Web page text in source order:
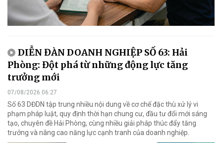
DIỄN ĐÀN DOANH NGHIỆP SỐ 63: Hải
Phòng: Đột phá từ những động lực tăng
trưởng mới
07/08/2026 06:27
Số 63 DĐDN tập trung nhiều nội dung về cơ chế đặc thù xử lý vi
phạm pháp luật, quy định thời hạn chung cư, đầu tư đổi mới sáng
tạo, chuyên đề Hải Phòng, cùng nhiều giải pháp thúc đẩy tăng
trưởng và nâng cao năng lực cạnh tranh của doanh nghiệp.